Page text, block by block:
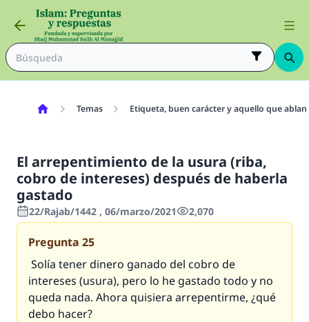
Temas Etiqueta, buen carácter y aquello que
El arrepentimiento de la usura (riba,
cobro de intereses) después de haberla
gastado
22/Rajab/1442 , 06/marzo/2021 2,070
Pregunta 25
Solía tener dinero ganado del cobro de
intereses (usura), pero lo he gastado todo y no
queda nada. Ahora quisiera arrepentirme, ¿qué
debo hacer?